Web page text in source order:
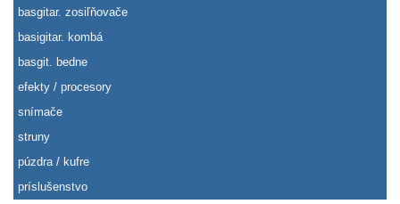
basgitar. zosiľňovače
basigitar. kombá
basgit. bedne
efekty / procesory
snímače
struny
púzdra / kufre
príslušenstvo